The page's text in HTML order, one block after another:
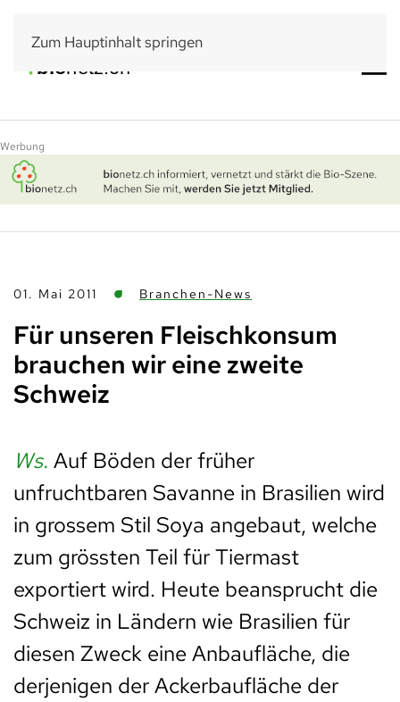
Zum Hauptinhalt springen
Werbung
01. Mai 2011 Branchen-News
Für unseren Fleischkonsum
brauchen wir eine zweite
Schweiz
Ws. Auf Böden der früher
unfruchtbaren Savanne in Brasilien wird
in grossem Stil Soya angebaut, welche
zum grössten Teil für Tiermast
exportiert wird. Heute beansprucht die
Schweiz in Ländern wie Brasilien für
diesen Zweck eine Anbaufläche, die
derjenigen der Ackerbaufläche der